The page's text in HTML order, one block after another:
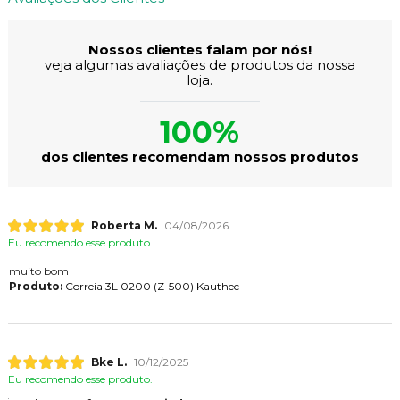
Nossos clientes falam por nós!
veja algumas avaliações de produtos da nossa
loja.
100%
dos clientes recomendam nossos produtos
Roberta M.
04/08/2026
Eu recomendo esse produto.
muito bom
Produto:Correia 3L 0200 (Z-500) Kauthec
Bke L. 10/12/2025
Eu recomendo esse produto.